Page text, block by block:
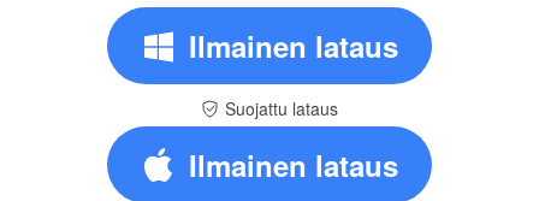
Ilmainen lataus
Suojattu lataus
Ilmainen lataus